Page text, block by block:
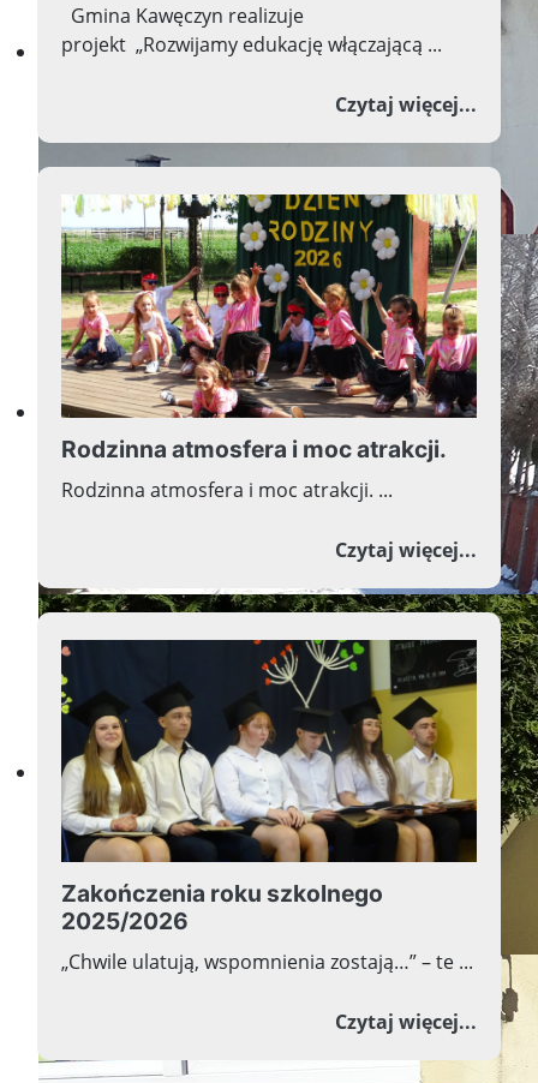
Witamy na stronie
Witamy na stronie
naszej szkoły
Witamy na stronie
naszej szkoły
Gmina Kawęczyn realizuje
projekt „Rozwijamy edukację włączającą ...
Czytaj więcej...o
Rodzinna atmosfera i moc atrakcji.
Rodzinna atmosfera i moc atrakcji. ...
Czytaj więcej...o
Zakończenia roku szkolnego
2025/2026
„Chwile ulatują, wspomnienia zostają…” – te ...
Czytaj więcej...o